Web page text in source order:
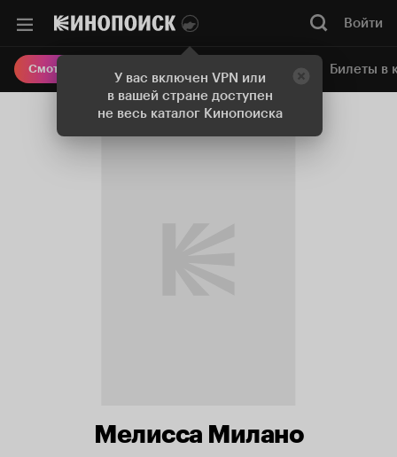
У вас включен VPN или
в вашей стране доступен
не весь каталог Кинопоиска
Войти
Смотреть кино Онлайн-кинотеатр Билеты в
Мелисса Милано